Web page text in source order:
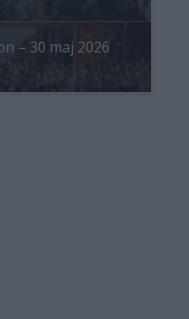
– 30 maj 2026